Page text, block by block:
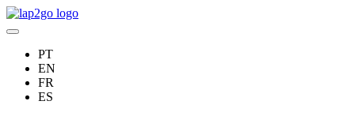
PT
EN
FR
ES